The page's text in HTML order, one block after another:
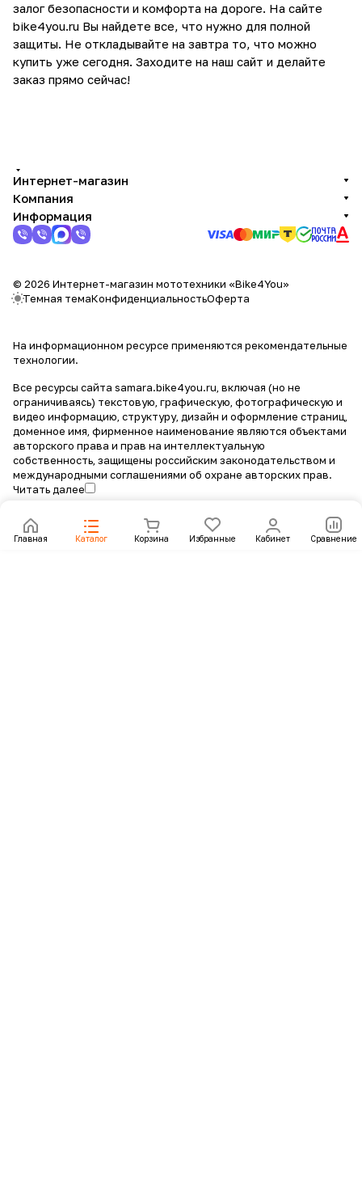
залог безопасности и комфорта на дороге. На сайте
bike4you.ru Вы найдете все, что нужно для полной
защиты. Не откладывайте на завтра то, что можно
купить уже сегодня. Заходите на наш сайт и делайте
заказ прямо сейчас!
Главная Каталог Корзина Избранные Кабинет Сравнение
Интернет-магазин
Компания
Информация
© 2026 Интернет-магазин мототехники «Bike4You»
Темная темаКонфиденциальностьОферта
На информационном ресурсе применяются рекомендательные
технологии.
Все ресурсы сайта samara.bike4you.ru, включая (но не
ограничиваясь) текстовую, графическую, фотографическую и
видео информацию, структуру, дизайн и оформление страниц,
доменное имя, фирменное наименование являются объектами
авторского права и прав на интеллектуальную
собственность, защищены российским законодательством и
международными соглашениями об охране авторских прав.
Читать далее